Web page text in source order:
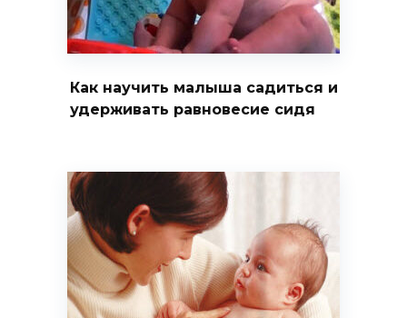
Как научить малыша садиться и
удерживать равновесие сидя